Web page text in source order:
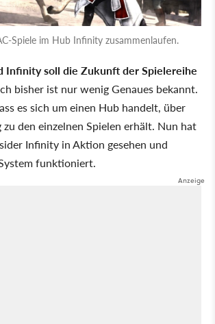
Spiele im Hub Infinity zusammenlaufen.
Infinity soll die Zukunft der Spielereihe
bisher ist nur wenig Genaues bekannt.
es sich um einen Hub handelt, über
zu den einzelnen Spielen erhält. Nun hat
Infinity in Aktion gesehen und
funktioniert.